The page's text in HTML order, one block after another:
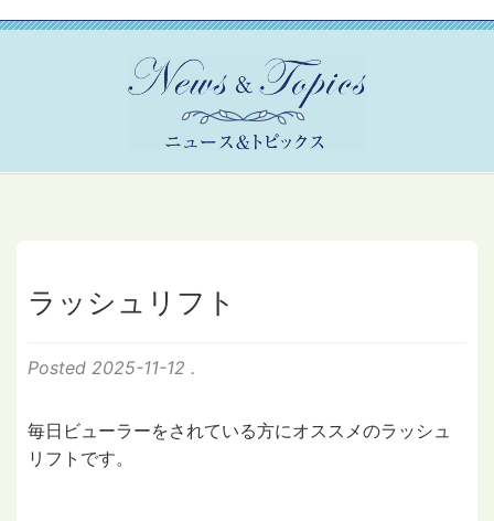
ラッシュリフト
Posted 2025-11-12 .
毎日ビューラーをされている方にオススメのラッシュ
リフトです。